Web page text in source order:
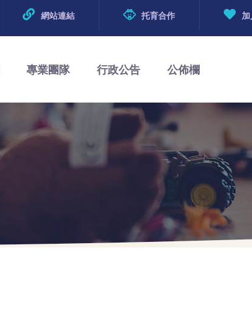
網站連結 托育合作
專業團隊 行政公告 公佈欄